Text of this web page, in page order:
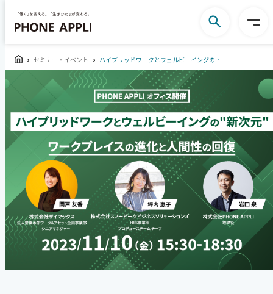
セミナー・イベント ハイブリッドワークとウェルビーイングの「新次元」ワークプレイスの進化と人間性の回復